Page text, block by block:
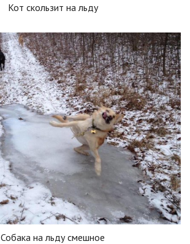
Кот скользит на льду
Собака на льду смешное